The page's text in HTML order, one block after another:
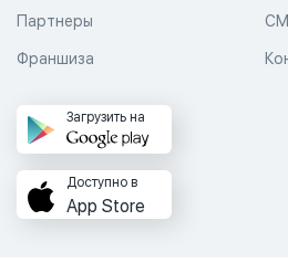
Партнеры
Франшиза
Загрузить на
Доступно в
App Store